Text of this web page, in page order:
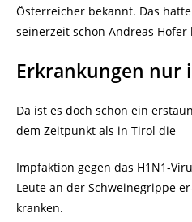
Österreicher bekannt. Das hatte
seinerzeit schon Andreas Hofer
Erkrankungen nur
Da ist es doch schon ein
dem Zeitpunkt als in Tirol die
Impfaktion gegen das H1N1-
Leute an der Schweinegrippe
kranken.